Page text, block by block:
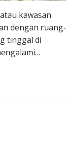
kawasan
dengan ruang-
tinggal di